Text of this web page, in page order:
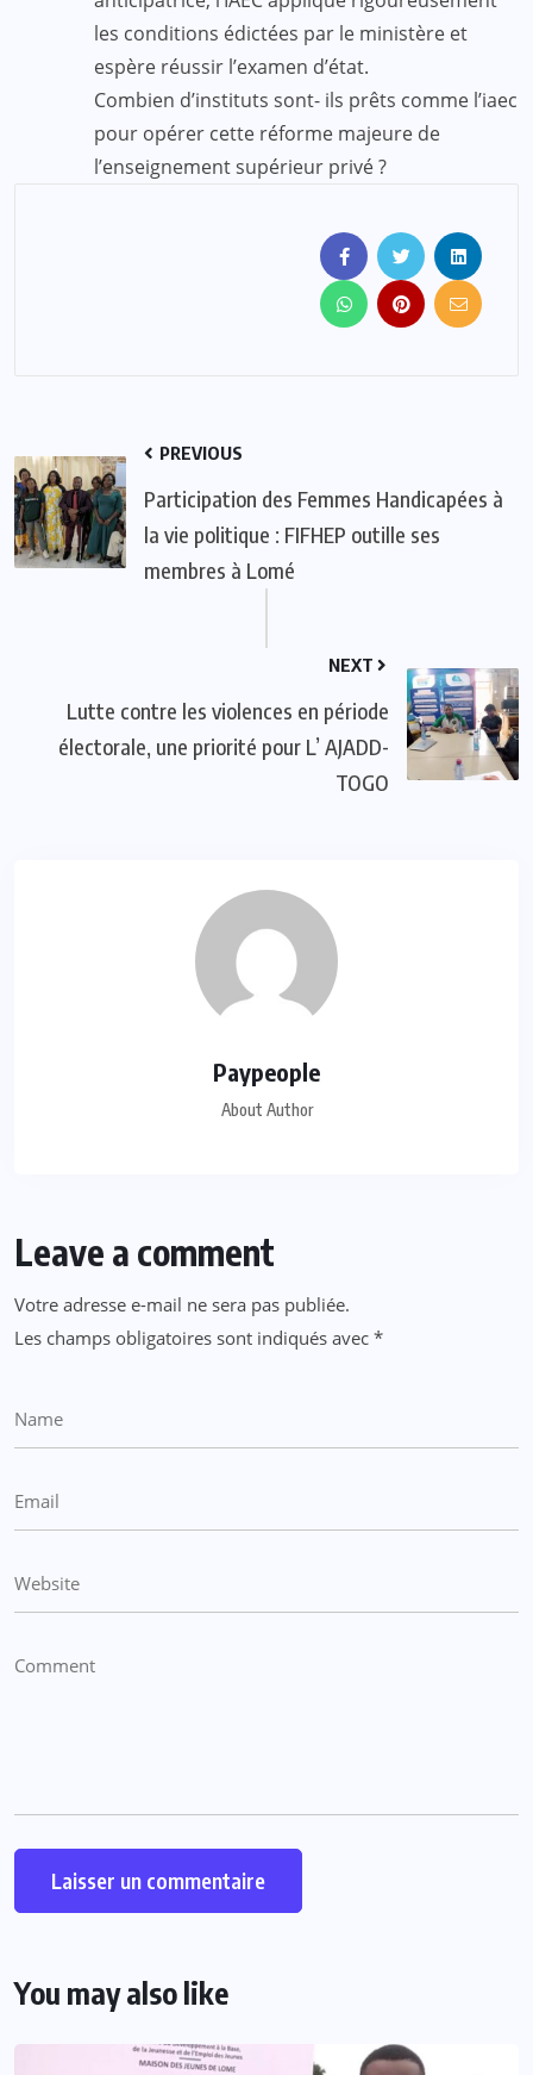
les conditions édictées par le ministère et
espère réussir l’examen d’état.
Combien d’instituts sont- ils prêts comme l’iaec
pour opérer cette réforme majeure de
l’enseignement supérieur privé ?
PREVIOUS
Participation des Femmes Handicapées à
la vie politique : FIFHEP outille ses
membres à Lomé
NEXT
Lutte contre les violences en période
électorale, une priorité pour L’ AJADD-
TOGO
Paypeople
About Author
Leave a comment
Votre adresse e-mail ne sera pas publiée.
Les champs obligatoires sont indiqués avec *
You may also like